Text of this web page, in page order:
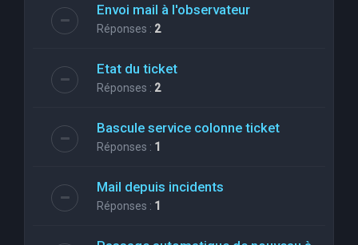
Envoi mail à l'observateur
Réponses : 2
Etat du ticket
Réponses : 2
Bascule service colonne ticket
Réponses : 1
Mail depuis incidents
Réponses : 1